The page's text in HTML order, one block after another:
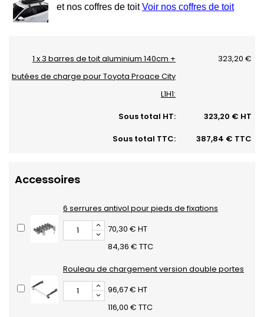
et nos coffres de toitVoir nos coffres de toit
1 x 3 barres de toit aluminium 140cm +
butées de charge pour Toyota Proace City
L1H1:
323,20 €
Sous total HT:
323,20 € HT
Sous total TTC:
387,84 € TTC
Accessoires
6 serrures antivol pour pieds de fixations
70,30 € HT
84,36 € TTC
Rouleau de chargement version double portes
96,67 € HT
116,00 € TTC